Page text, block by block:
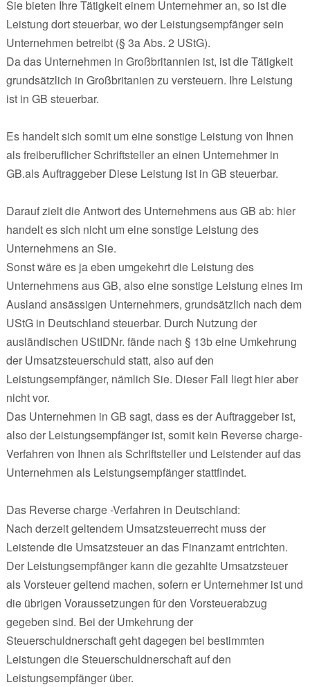
Sie bieten Ihre Tätigkeit einem Unternehmer an, so ist die
Leistung dort steuerbar, wo der Leistungsempfänger sein
Unternehmen betreibt (§ 3a Abs. 2 UStG).
Da das Unternehmen in Großbritannien ist, ist die Tätigkeit
grundsätzlich in Großbritanien zu versteuern. Ihre Leistung
ist in GB steuerbar.
Es handelt sich somit um eine sonstige Leistung von Ihnen
als freiberuflicher Schriftsteller an einen Unternehmer in
GB.als Auftraggeber Diese Leistung ist in GB steuerbar.
Darauf zielt die Antwort des Unternehmens aus GB ab: hier
handelt es sich nicht um eine sonstige Leistung des
Unternehmens an Sie.
Sonst wäre es ja eben umgekehrt die Leistung des
Unternehmens aus GB, also eine sonstige Leistung eines im
Ausland ansässigen Unternehmers, grundsätzlich nach dem
UStG in Deutschland steuerbar. Durch Nutzung der
ausländischen UStIDNr. fände nach § 13b eine Umkehrung
der Umsatzsteuerschuld statt, also auf den
Leistungsempfänger, nämlich Sie. Dieser Fall liegt hier aber
nicht vor.
Das Unternehmen in GB sagt, dass es der Auftraggeber ist,
also der Leistungsempfänger ist, somit kein Reverse charge-
Verfahren von Ihnen als Schriftsteller und Leistender auf das
Unternehmen als Leistungsempfänger stattfindet.
Das Reverse charge -Verfahren in Deutschland:
Nach derzeit geltendem Umsatzsteuerrecht muss der
Leistende die Umsatzsteuer an das Finanzamt entrichten.
Der Leistungsempfänger kann die gezahlte Umsatzsteuer
als Vorsteuer geltend machen, sofern er Unternehmer ist und
die übrigen Voraussetzungen für den Vorsteuerabzug
gegeben sind. Bei der Umkehrung der
Steuerschuldnerschaft geht dagegen bei bestimmten
Leistungen die Steuerschuldnerschaft auf den
Leistungsempfänger über.